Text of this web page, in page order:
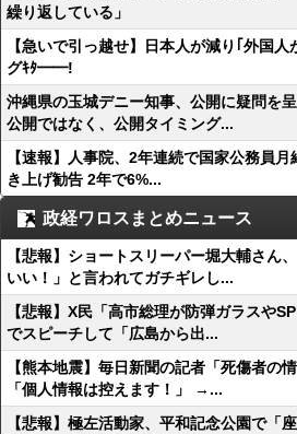
繰り返している」
【急いで引っ越せ】日本人が減り｢外国
グｷﾀ━━!
沖縄県の玉城デニー知事、公開に疑問を
公開ではなく、公開タイミング...
【速報】人事院、2年連続で国家公務員
き上げ勧告 2年で6%...
政経ワロスまとめニュース
【悲報】ショートスリーパー堀大輔さん
いい！」と言われてガチギレし...
【悲報】X民「高市総理が防弾ガラスや
でスピーチして「広島から出...
【熊本地震】毎日新聞の記者「死傷者の
「個人情報は控えます！」 →...
【悲報】極左活動家、平和記念公園で「